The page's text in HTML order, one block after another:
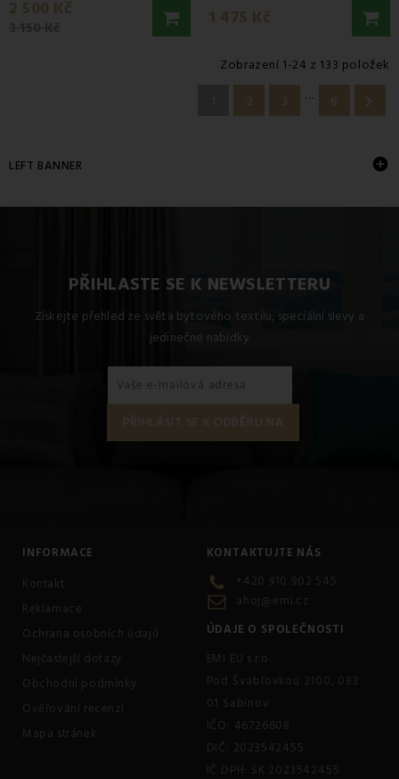
2 500 Kč 1 475 Kč
Zobrazení 1-24 z 133 položek
2 3 … 6 
LEFT BANNER 
PŘIHLASTE SE K NEWSLETTERU
Získejte přehled ze světa bytového textilu, speciální slevy a
jedinečné nabídky
INFORMACE
Kontakt
Reklamace
Ochrana osobních údajů
Nejčastejší dotazy
Obchodní podmínky
Ověřování recenzí
Mapa stránek
KONTAKTUJTE NÁS
+420 910 902 545
ahoj@emi.cz
ÚDAJE O SPOLEČNOSTI
EMI EU s.r.o.
Pod Švabľovkou 2100, 083
01 Sabinov
IČO: 46726608
DIČ: 2023542455
IČ DPH: SK 2023542455